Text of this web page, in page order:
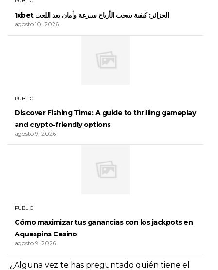
¿Alguna vez te has preguntado quién tiene el
1xbet الجزائر: كيفية سحب الأرباح بسرعة وأمان بعد اللعب
agosto 10, 2026
PUBLIC
Discover Fishing Time: A guide to thrilling gameplay
and crypto-friendly options
agosto 9, 2026
PUBLIC
Cómo maximizar tus ganancias con los jackpots en
Aquaspins Casino
agosto 9, 2026